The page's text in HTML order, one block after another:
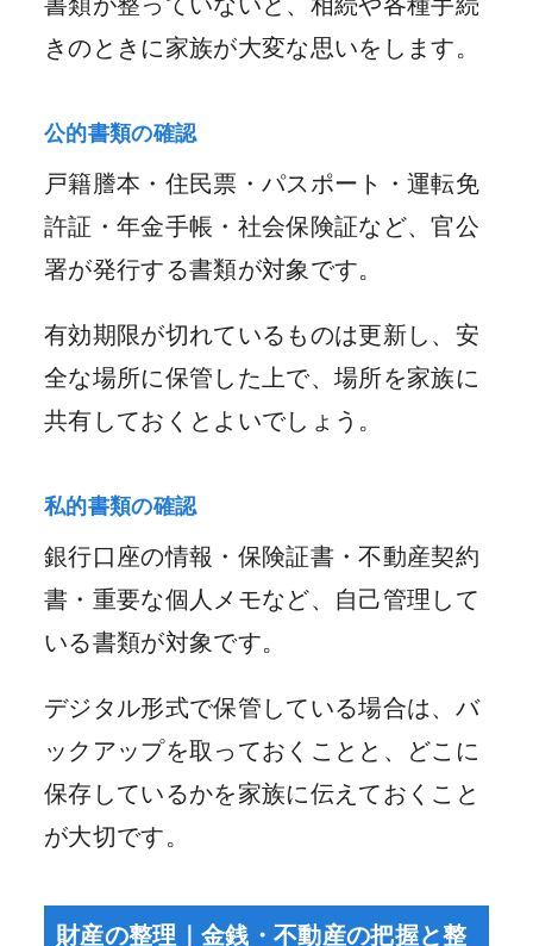
きのときに家族が大変な思いをします。
公的書類の確認
戸籍謄本・住民票・パスポート・運転免
許証・年金手帳・社会保険証など、官公
署が発行する書類が対象です。
有効期限が切れているものは更新し、安
全な場所に保管した上で、場所を家族に
共有しておくとよいでしょう。
私的書類の確認
銀行口座の情報・保険証書・不動産契約
書・重要な個人メモなど、自己管理して
いる書類が対象です。
デジタル形式で保管している場合は、バ
ックアップを取っておくことと、どこに
保存しているかを家族に伝えておくこと
が大切です。
財産の整理｜金銭・不動産の把握と整